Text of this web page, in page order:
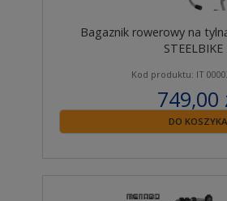
Bagaznik rowerowy na
STEELBIKE
Kod produktu: IT
749,00
zawiera 23% VAT
DO KOSZYKA